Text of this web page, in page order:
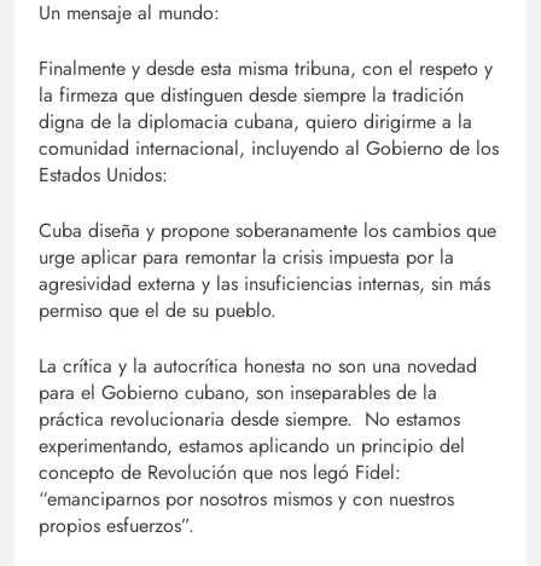
Un mensaje al mundo:
Finalmente y desde esta misma tribuna, con el respeto y
la firmeza que distinguen desde siempre la tradición
digna de la diplomacia cubana, quiero dirigirme a la
comunidad internacional, incluyendo al Gobierno de los
Estados Unidos:
Cuba diseña y propone soberanamente los cambios que
urge aplicar para remontar la crisis impuesta por la
agresividad externa y las insuficiencias internas, sin más
permiso que el de su pueblo.
La crítica y la autocrítica honesta no son una novedad
para el Gobierno cubano, son inseparables de la
práctica revolucionaria desde siempre. No estamos
experimentando, estamos aplicando un principio del
concepto de Revolución que nos legó Fidel:
“emanciparnos por nosotros mismos y con nuestros
propios esfuerzos”.